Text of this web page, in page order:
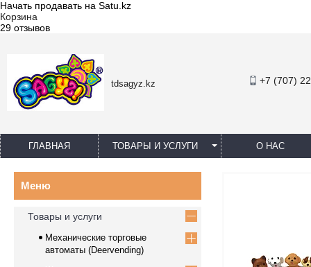
Начать продавать на Satu.kz
Корзина
29 отзывов
tdsagyz.kz +7 (707)
ГЛАВНАЯ ТОВАРЫ И УСЛУГИ О НАС
Товары и услуги
Механические торговые
автоматы (Deervending)